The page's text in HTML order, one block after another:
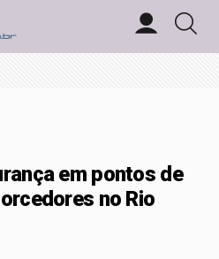
em pontos de
no Rio